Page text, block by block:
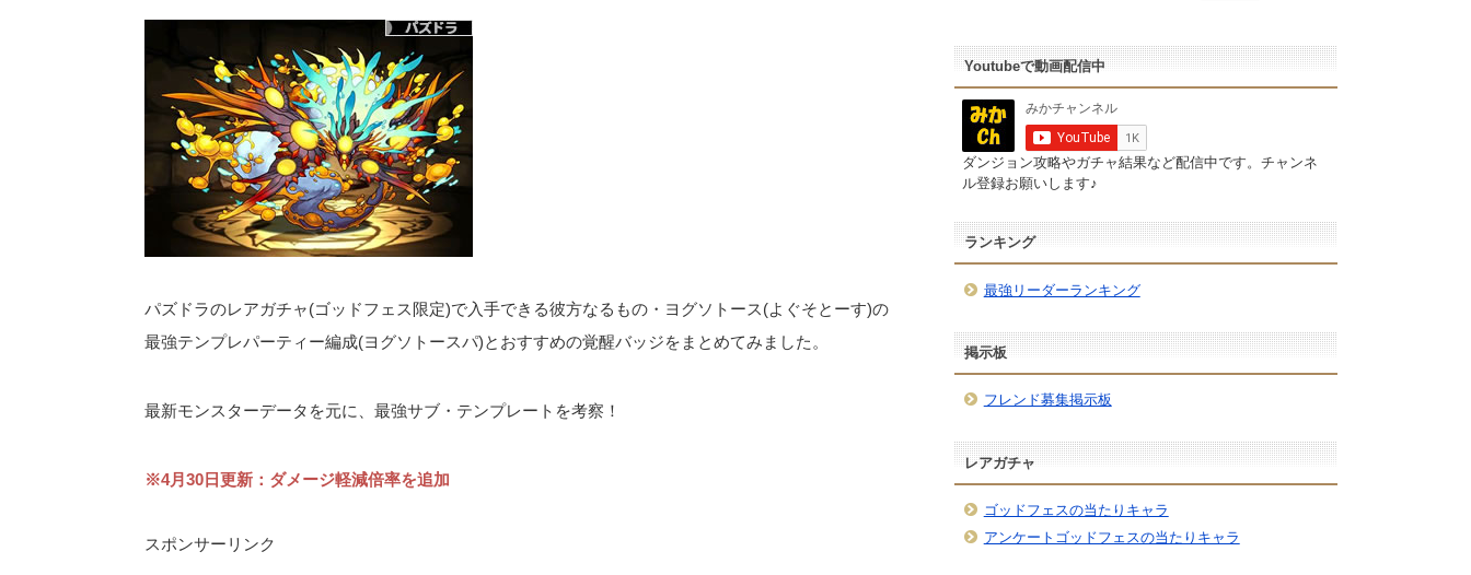
パズドラのレアガチャ(ゴッドフェス限定)で入手できる彼方なるもの・ヨグソトース(よぐそとーす)の
最強テンプレパーティー編成(ヨグソトースパ)とおすすめの覚醒バッジをまとめてみました。
最新モンスターデータを元に、最強サブ・テンプレートを考察！
※4月30日更新：ダメージ軽減倍率を追加
スポンサーリンク
Youtubeで動画配信中
ダンジョン攻略やガチャ結果など配信中です。チャンネ
ル登録お願いします♪
ランキング
最強リーダーランキング
掲示板
フレンド募集掲示板
レアガチャ
ゴッドフェスの当たりキャラ
アンケートゴッドフェスの当たりキャラ